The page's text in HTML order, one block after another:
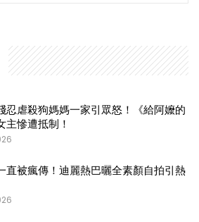
忍虐殺狗媽媽一家引眾怒！《給阿嬤的
主慘遭抵制！
直被瘋傳！迪麗熱巴曬全素顏自拍引熱